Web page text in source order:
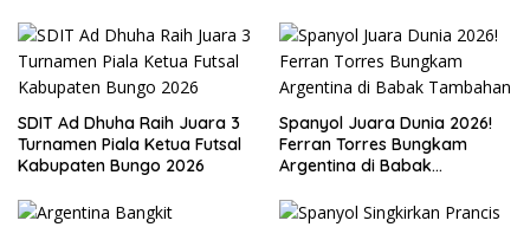
SDIT Ad Dhuha Raih Juara 3
Turnamen Piala Ketua Futsal
Kabupaten Bungo 2026
Spanyol Juara Dunia 2026!
Ferran Torres Bungkam
Argentina di Babak